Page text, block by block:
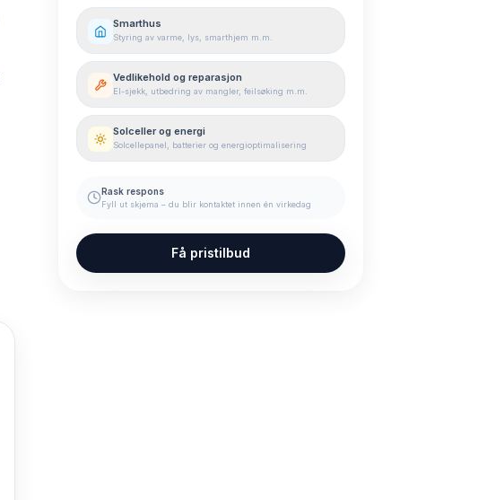
Smarthus
Styring av varme, lys, smarthjem m.m.
Vedlikehold og reparasjon
El-sjekk, utbedring av mangler, feilsøking m.m.
Solceller og energi
Solcellepanel, batterier og energioptimalisering
Rask respons
Fyll ut skjema – du blir kontaktet innen én virkedag
Få pristilbud